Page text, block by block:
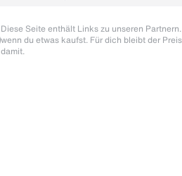
Diese Seite enthält Links zu unseren
wenn du etwas kaufst. Für dich bleibt der
damit.